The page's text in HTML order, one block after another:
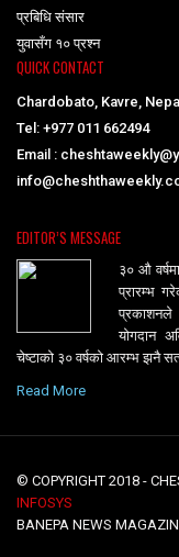
प्रबिधि संसार
युवासँग १० प्रश्न
QUICK CONTACT
Chardobato, Kavre,
Tel: +977 011 662494
Email :
EDITOR’S MESSAGE
३० औ
प्रारम्भ
प्रकाशनले
योगदान
चेष्टाको ३० वर्षको आरम्भ झनै
Read More
© COPYRIGHT 2018 -
INFOSYS
BANEPA NEWS